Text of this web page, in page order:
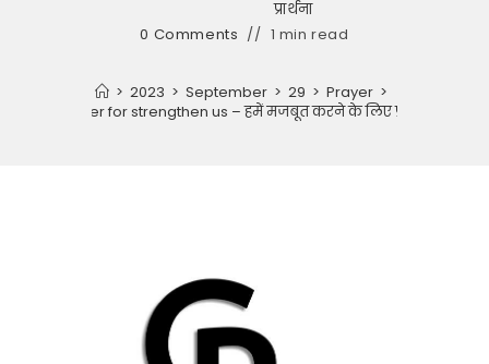
प्रार्थना
0 Comments
1 min read
> 2023 > September > 29 > Prayer >
Prayer for strengthen us – हमें मजबूत करने के लिए प्रार्थना